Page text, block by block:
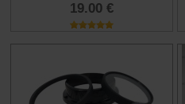
19.00 €